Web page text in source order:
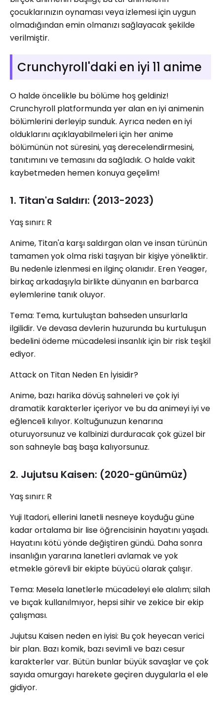
çocuklarınızın oynaması veya izlemesi için uygun
olmadığından emin olmanızı sağlayacak şekilde
verilmiştir.
Crunchyroll'daki en iyi 11 anime
O halde öncelikle bu bölüme hoş geldiniz!
Crunchyroll platformunda yer alan en iyi animenin
bölümlerini derleyip sunduk. Ayrıca neden en iyi
olduklarını açıklayabilmeleri için her anime
bölümünün not süresini, yaş derecelendirmesini,
tanıtımını ve temasını da sağladık. O halde vakit
kaybetmeden hemen konuya geçelim!
1. Titan'a Saldırı: (2013-2023)
Yaş sınırı: R
Anime, Titan'a karşı saldırgan olan ve insan türünün
tamamen yok olma riski taşıyan bir kişiye yöneliktir.
Bu nedenle izlenmesi en ilginç olanıdır. Eren Yeager,
birkaç arkadaşıyla birlikte dünyanın en barbarca
eylemlerine tanık oluyor.
Tema: Tema, kurtuluştan bahseden unsurlarla
ilgilidir. Ve devasa devlerin huzurunda bu kurtuluşun
bedelini ödeme mücadelesi insanlık için bir risk teşkil
ediyor.
Attack on Titan Neden En İyisidir?
Anime, bazı harika dövüş sahneleri ve çok iyi
dramatik karakterler içeriyor ve bu da animeyi iyi ve
eğlenceli kılıyor. Koltuğunuzun kenarına
oturuyorsunuz ve kalbinizi durduracak çok güzel bir
son sahneyle baş başa kalıyorsunuz.
2. Jujutsu Kaisen: (2020-günümüz)
Yaş sınırı: R
Yuji Itadori, ellerini lanetli nesneye koyduğu güne
kadar ortalama bir lise öğrencisinin hayatını yaşadı.
Hayatını kötü yönde değiştiren gündü. Daha sonra
insanlığın yararına lanetleri avlamak ve yok
etmekle görevli bir ekipte büyücü olarak çalışır.
Tema: Mesela lanetlerle mücadeleyi ele alalım; silah
ve bıçak kullanılmıyor, hepsi sihir ve zekice bir ekip
çalışması.
Jujutsu Kaisen neden en iyisi: Bu çok heyecan verici
bir plan. Bazı komik, bazı sevimli ve bazı cesur
karakterler var. Bütün bunlar büyük savaşlar ve çok
sayıda omurgayı harekete geçiren duygularla el ele
gidiyor.